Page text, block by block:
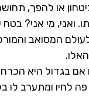
או להפך,
מי אני? בטח
המסואב
בגדול היא
לחיו ומתערב לו